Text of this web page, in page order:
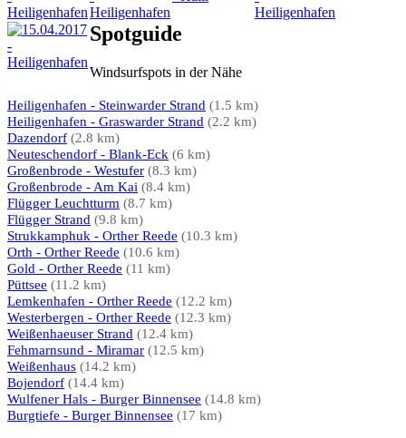
Spotguide
Windsurfspots in der Nähe
Heiligenhafen - Steinwarder Strand (1.5 km)
Heiligenhafen - Graswarder Strand (2.2 km)
Dazendorf (2.8 km)
Neuteschendorf - Blank-Eck (6 km)
Großenbrode - Westufer (8.3 km)
Großenbrode - Am Kai (8.4 km)
Flügger Leuchtturm (8.7 km)
Flügger Strand (9.8 km)
Strukkamphuk - Orther Reede (10.3 km)
Orth - Orther Reede (10.6 km)
Gold - Orther Reede (11 km)
Püttsee (11.2 km)
Lemkenhafen - Orther Reede (12.2 km)
Westerbergen - Orther Reede (12.3 km)
Weißenhaeuser Strand (12.4 km)
Fehmarnsund - Miramar (12.5 km)
Weißenhaus (14.2 km)
Bojendorf (14.4 km)
Wulfener Hals - Burger Binnensee (14.8 km)
Burgtiefe - Burger Binnensee (17 km)